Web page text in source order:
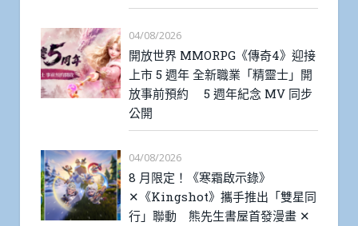
04/08/2026
開放世界 MMORPG《傳奇4》迎接
上市 5 週年 全新職業「精靈士」開
放事前預約 5 週年紀念 MV 同步
公開
04/08/2026
8 月限定！《寒霜啟示錄》
✕《Kingshot》攜手推出「雙星同
行」聯動 熊先生書屋首發漫畫 ✕